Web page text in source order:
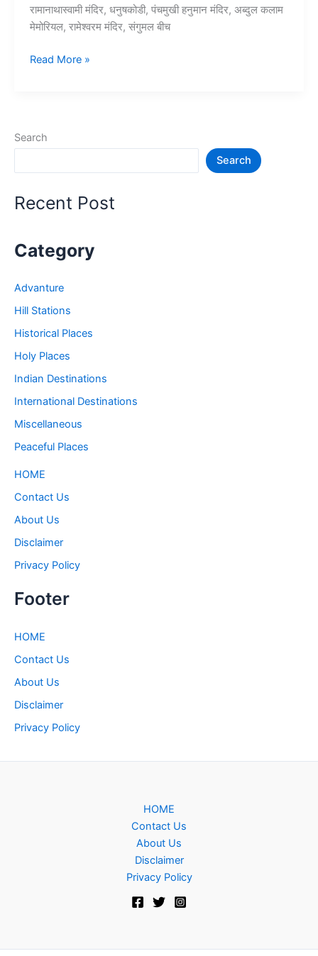
रामानाथास्वामी मंदिर, धनुषकोडी, पंचमुखी हनुमान मंदिर, अब्दुल कलाम
मेमोरियल, रामेश्वरम मंदिर, संगुमल बीच
10+
जगह
Places
Read More »
Search
Search
Recent Post
Category
Advanture
Hill Stations
Historical Places
Holy Places
Indian Destinations
International Destinations
Miscellaneous
Peaceful Places
HOME
Contact Us
About Us
Disclaimer
Privacy Policy
Footer
HOME
Contact Us
About Us
Disclaimer
Privacy Policy
HOME
Contact Us
About Us
Disclaimer
Privacy Policy